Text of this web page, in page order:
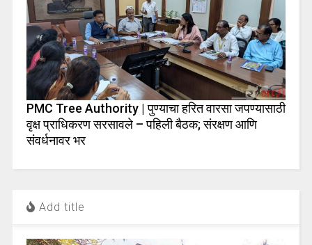
PMC Tree Authority | पुण्याचा हरित वारसा जपण्यासाठी
वृक्ष प्राधिकरण सरसावले – पहिली बैठक; संरक्षण आणि
संवर्धनावर भर
Add title